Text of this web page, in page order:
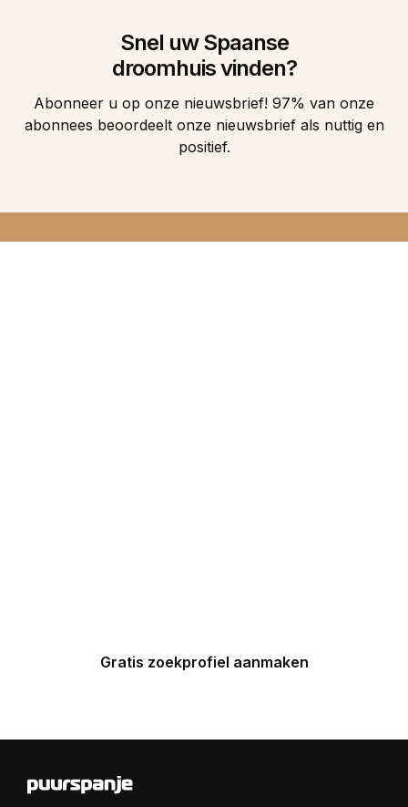
Snel uw Spaanse
droomhuis vinden?
Abonneer u op onze nieuwsbrief! 97% van onze
abonnees beoordeelt onze nieuwsbrief als nuttig en
positief.
Gratis zoekprofiel aanmaken